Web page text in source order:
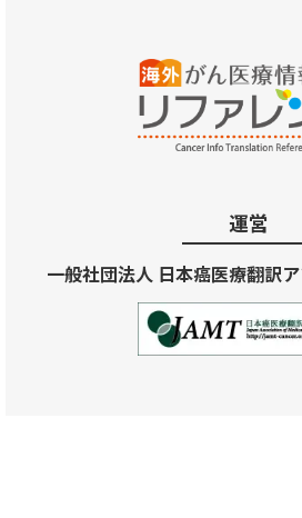
運営
一般社団法人 日本癌医療翻訳